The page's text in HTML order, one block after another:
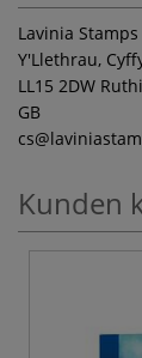
Lavinia
Y'Llethrau,
LL15 2DW
GB
cs
Kunden